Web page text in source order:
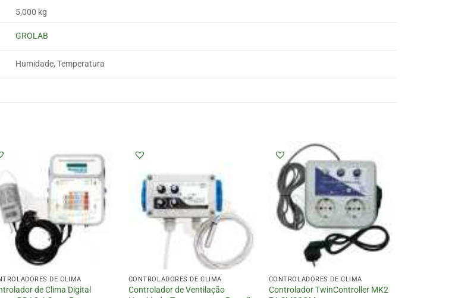
5,000 kg
GROLAB
Humidade, Temperatura
DE CLIMA
de Clima Digital
CONTROLADORES DE CLIMA
Controlador de Ventilação
CONTROLADORES DE CLIMA
Controlador TwinController MK2